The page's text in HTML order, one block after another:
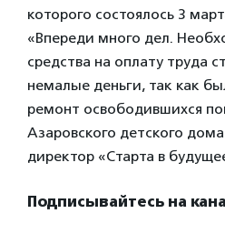
которого состоялось 3
«Впереди много дел.
средства на оплату труда
немалые деньги, так как
ремонт освободившихся
Азаровского детского
директор «Старта в
Подписывайтесь на